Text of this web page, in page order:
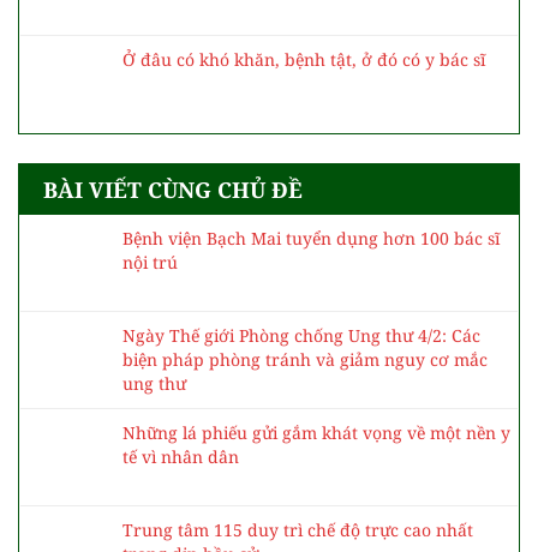
Ở đâu có khó khăn, bệnh tật, ở đó có y bác sĩ
BÀI VIẾT CÙNG CHỦ ĐỀ
Bệnh viện Bạch Mai tuyển dụng hơn 100 bác sĩ
nội trú
Ngày Thế giới Phòng chống Ung thư 4/2: Các
biện pháp phòng tránh và giảm nguy cơ mắc
ung thư
Những lá phiếu gửi gắm khát vọng về một nền y
tế vì nhân dân
Trung tâm 115 duy trì chế độ trực cao nhất